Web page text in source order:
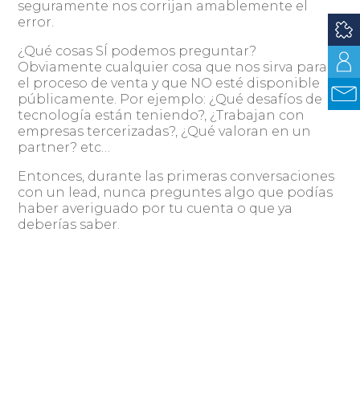
seguramente nos corrijan amablemente el
error.
¿Qué cosas SÍ podemos preguntar?
Obviamente cualquier cosa que nos sirva para
el proceso de venta y que NO esté disponible
públicamente. Por ejemplo: ¿Qué desafíos de
tecnología están teniendo?, ¿Trabajan con
empresas tercerizadas?, ¿Qué valoran en un
partner? etc…
Entonces, durante las primeras conversaciones
con un lead, nunca preguntes algo que podías
haber averiguado por tu cuenta o que ya
deberías saber.